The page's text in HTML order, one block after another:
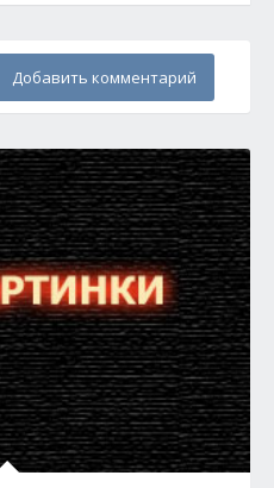
Добавить комментарий